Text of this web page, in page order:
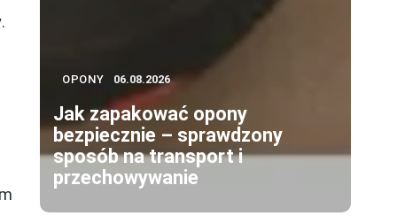
OPONY 06.08.2026
Jak zapakować opony
bezpiecznie – sprawdzony
sposób na transport i
przechowywanie